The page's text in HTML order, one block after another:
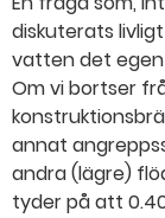
diskuterats
vatten det
Om vi bortser
annat
andra (lägre)
tyder på att